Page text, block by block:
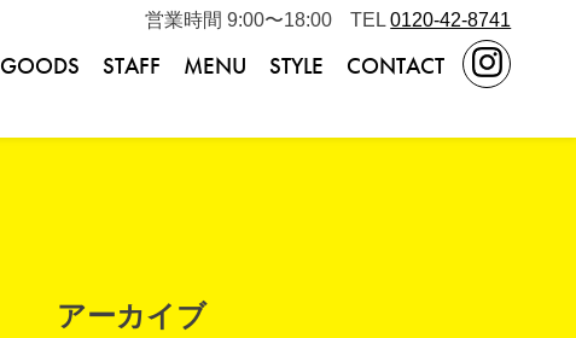
GOODS STAFF MENU STYLE CONTACT
営業時間 9:00〜18:00 TEL0120-42-8741
アーカイブ